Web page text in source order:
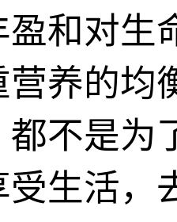
盈和对生
养的均
不是为
生活，